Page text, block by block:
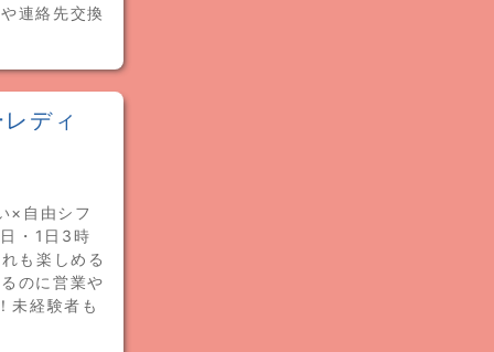
連絡先交換
ディ
×自由シフ
・1日3時
も楽しめる
のに営業や
未経験者も